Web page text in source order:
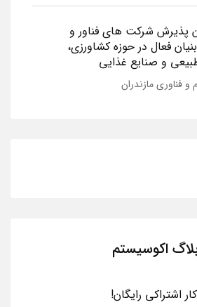
پذیرش شرکت های فناور و
فعال در حوزه کشاورزی،
و صنایع غذایی
و فناوری مازندران
اکوسیستم
اشتراکی رایگان!